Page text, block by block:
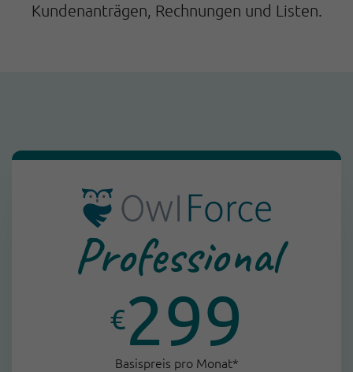
Kundenanträgen, Rechnungen und Listen.
Professional
€299
Basispreis pro Monat*